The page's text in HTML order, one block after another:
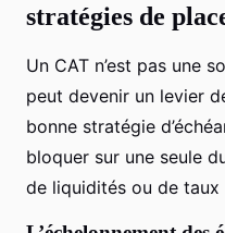
stratégies de
Un CAT n’est pas une
peut devenir un levier
bonne stratégie
bloquer sur une seule
de liquidités ou de